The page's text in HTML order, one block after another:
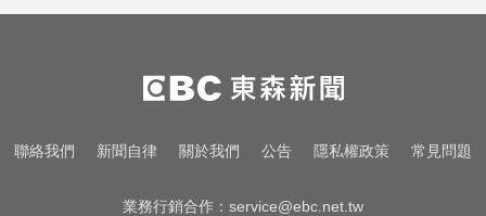
豪、許基宏動刀本季報銷
三商美邦人壽將下市！8/20停牌 千
張大戶還有252人
女藝人遭經紀人「車內侵犯」 錄音
聯絡我們 新聞自律 關於我們 公告 隱私權政策 常見問題
業務行銷合作： service@ebc.net.tw